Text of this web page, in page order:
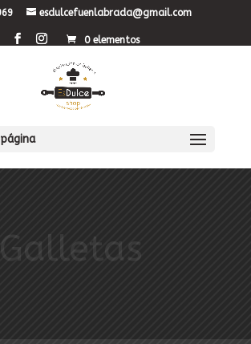
esdulcefuenlabrada@gmail.com
0 elementos
Galletas